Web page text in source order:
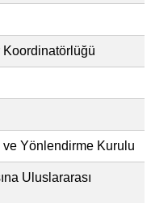
Yönlendirme Kurulu
Uluslararası